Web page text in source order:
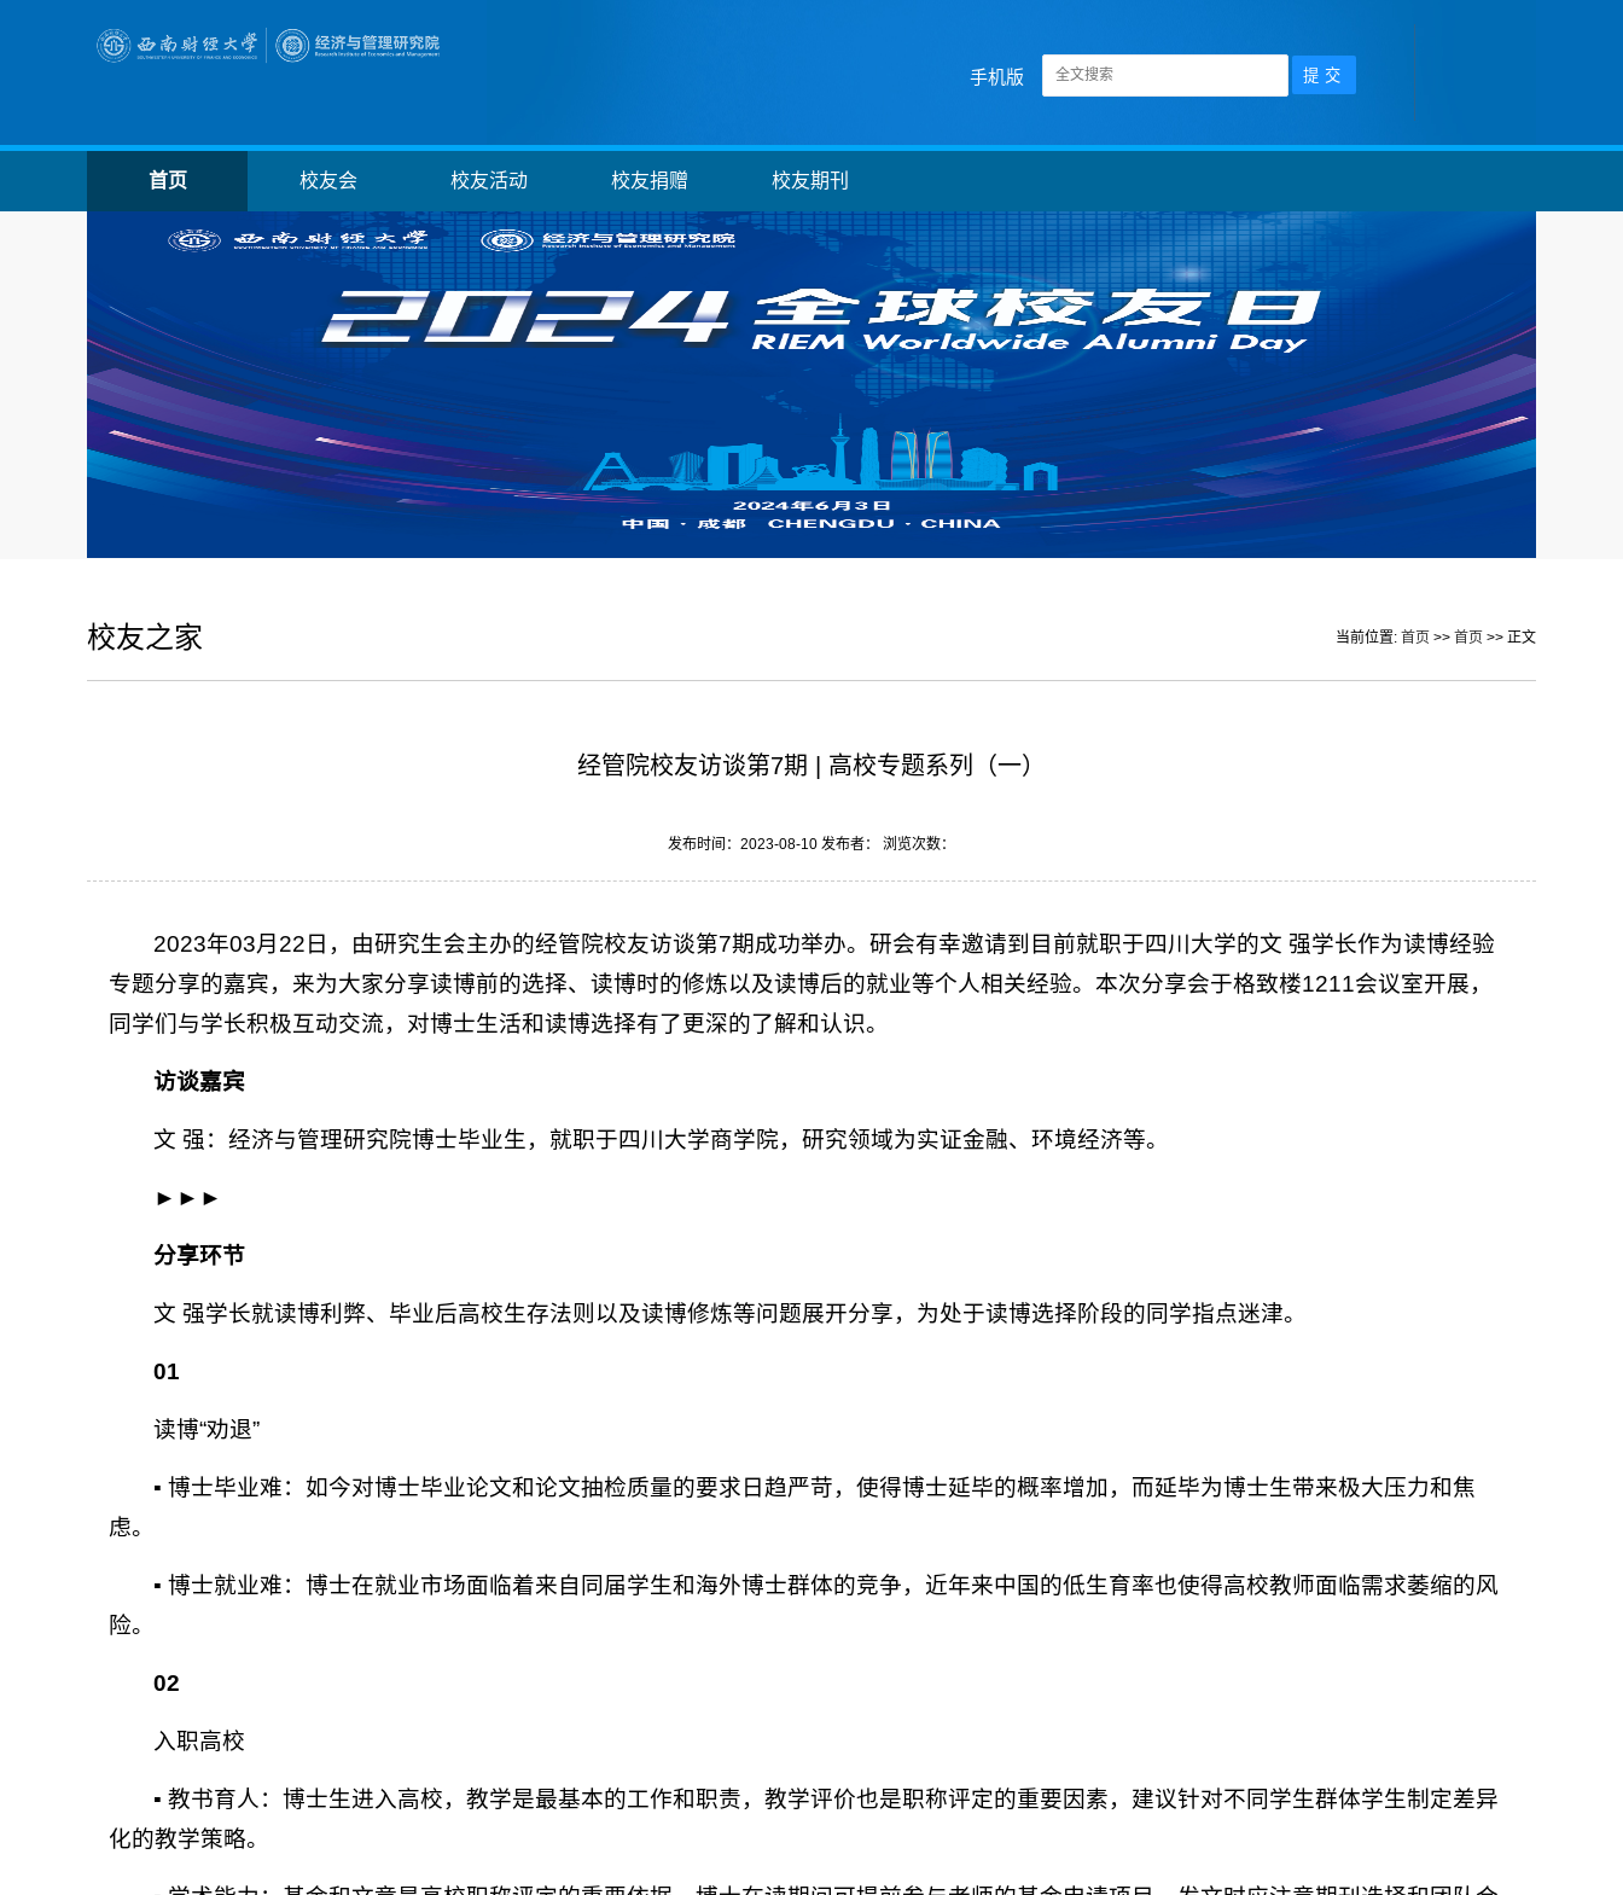
手机版
首页 校友会 校友活动 校友捐赠 校友期刊
校友之家 当前位置: 首页 >> 首页 >> 正文
经管院校友访谈第7期 | 高校专题系列（一）
发布时间：2023-08-10 发布者： 浏览次数：
2023年03月22日，由研究生会主办的经管院校友访谈第7期成功举办。研会有幸邀请到目前就职于四川大学的文 强学长作为读博经验
专题分享的嘉宾，来为大家分享读博前的选择、读博时的修炼以及读博后的就业等个人相关经验。本次分享会于格致楼1211会议室开展，
同学们与学长积极互动交流，对博士生活和读博选择有了更深的了解和认识。
访谈嘉宾
文 强：经济与管理研究院博士毕业生，就职于四川大学商学院，研究领域为实证金融、环境经济等。
►►►
分享环节
文 强学长就读博利弊、毕业后高校生存法则以及读博修炼等问题展开分享，为处于读博选择阶段的同学指点迷津。
01
读博“劝退”
▪ 博士毕业难：如今对博士毕业论文和论文抽检质量的要求日趋严苛，使得博士延毕的概率增加，而延毕为博士生带来极大压力和焦
虑。
▪ 博士就业难：博士在就业市场面临着来自同届学生和海外博士群体的竞争，近年来中国的低生育率也使得高校教师面临需求萎缩的风
险。
02
入职高校
▪ 教书育人：博士生进入高校，教学是最基本的工作和职责，教学评价也是职称评定的重要因素，建议针对不同学生群体学生制定差异
化的教学策略。